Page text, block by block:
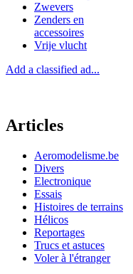
Zwevers
Zenders en
accessoires
Vrije vlucht
Add a classified ad...
Articles
Aeromodelisme.be
Divers
Electronique
Essais
Histoires de terrains
Hélicos
Reportages
Trucs et astuces
Voler à l'étranger